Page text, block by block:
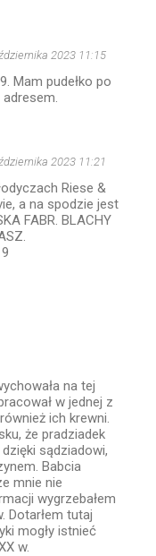
2023 11:15
Mam pudełko po
2023 11:21
Riese &
a na spodzie jest
FABR. BLACHY
na tej
w jednej z
ich krewni.
że pradziadek
sądziadowi,
Babcia
mnie nie
wygrzebałem
Dotarłem tutaj
mogły istnieć
w.